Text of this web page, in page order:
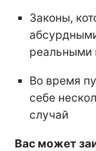
Законы,
реальными
Во время
себе
случай
Вас может